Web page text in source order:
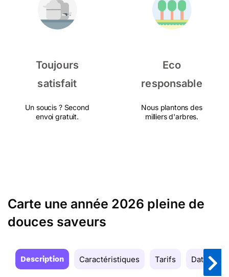
Toujours
satisfait
Un soucis ? Second
envoi gratuit.
Eco
responsable
Nous plantons des
milliers d'arbres.
Carte une année 2026 pleine de
douces saveurs
Description Caractéristiques Tarifs Date de